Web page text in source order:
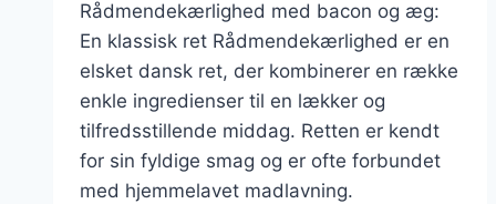
Rådmendekærlighed med bacon og æg:
En klassisk ret Rådmendekærlighed er en
elsket dansk ret, der kombinerer en række
enkle ingredienser til en lækker og
tilfredsstillende middag. Retten er kendt
for sin fyldige smag og er ofte forbundet
med hjemmelavet madlavning.